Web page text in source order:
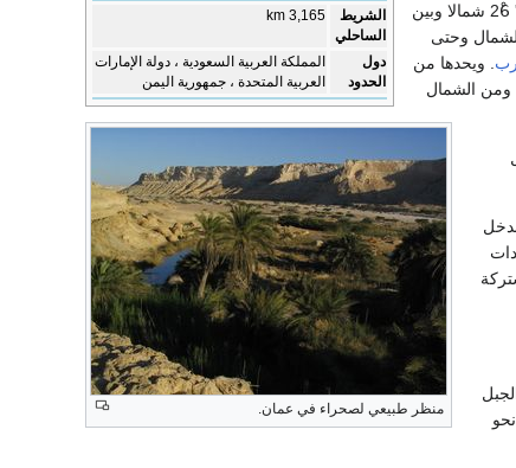
الشريط
الساحلي
3,165 km
دول
الحدود
المملكة العربية السعودية ، دولة الإمارات
العربية المتحدة ، جمهورية اليمن
منظر طبيعي لصحراء في عمان.
وتمتد بين خطي عرض 40' 16ْ و 20' 26ْ شمالا وبين
هرمز في الشمال وحتى
. ويحدها من
ومن الشمال
من 60% من إمدادات
المشتركة
ينتصب وسطها الجبل
نحو